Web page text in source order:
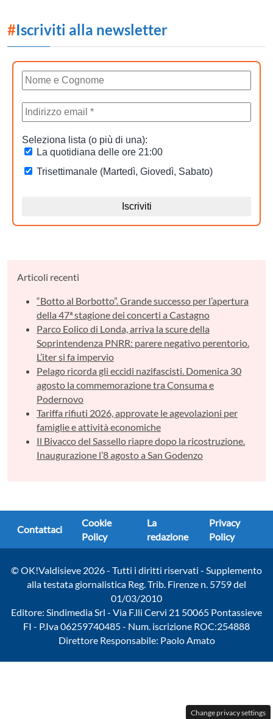
#Iscriviti alla newsletter
Articoli recenti
“Botto al Borbotto”. Grande successo per l’apertura
della 47ª stagione dei concerti a Castagno
Parco Eolico di Londa, arriva la scure della
Soprintendenza PNRR: parere negativo perentorio.
L’iter si fa impervio
Pelago ricorda gli eccidi nazifascisti. Domenica 30
agosto la commemorazione tra Consuma e
Podernovo
Tariffa rifiuti 2026, approvate le agevolazioni per
famiglie e attività economiche
Il Bivacco del Sassello riapre dopo la ricostruzione.
Inaugurazione l’8 agosto a San Godenzo
Contattaci
Cookie
Policy
La
redazione
Privacy
Policy
© OK!Valdisieve 2026 - Tutti i diritti riservati - Supplemento
alla testata giornalistica Reg. Trib. Firenze n. 5759 del
01/03/2010
Editore: Sindimedia Srl - Via F.lli Cervi 21 50065 Pontassieve
FI - P.Iva 06259740485 - Num. iscrizione ROC:254888
Direttore Responsabile: Paolo Amato
Change privacy settings